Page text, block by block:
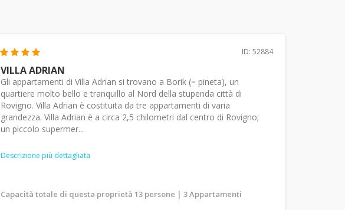
ID: 52884
VILLA ADRIAN
Gli appartamenti di Villa Adrian si trovano a Borik (= pineta), un
quartiere molto bello e tranquillo al Nord della stupenda città di
Rovigno. Villa Adrian è costituita da tre appartamenti di varia
grandezza. Villa Adrian è a circa 2,5 chilometri dal centro di Rovigno;
un piccolo supermer...
Descrizione più dettagliata
Capacità totale di questa proprietà 13 persone | 3 Appartamenti